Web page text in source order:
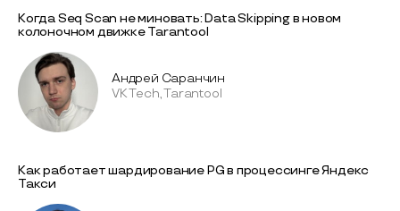
Когда Seq Scan не миновать: Data Skipping в новом
колоночном движке Tarantool
Андрей Саранчин
VK Tech, Tarantool
Как работает шардирование PG в процессинге Яндекс
Такси